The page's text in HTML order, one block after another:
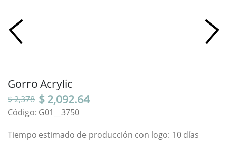
Gorro Acrylic
$ 2,378 $ 2,092.64
Código: G01__3750
Tiempo estimado de producción con logo: 10 días